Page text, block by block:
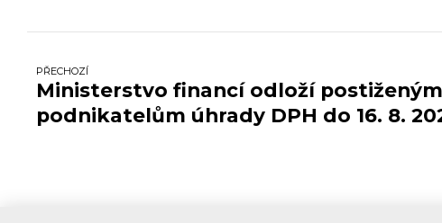
PŘECHOZÍ
Ministerstvo financí odloží postiženým
podnikatelům úhrady DPH do 16. 8.